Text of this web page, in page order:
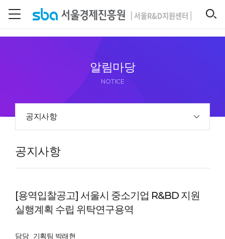
알림마당
NOTICE
공지사항
공지사항
[용역입찰공고] 서울시 중소기업 R&BD 지원
실행계획 수립 위탁연구용역
담당 기획팀 박래현